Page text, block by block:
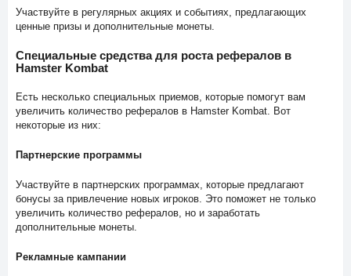
Участвуйте в регулярных акциях и событиях, предлагающих
ценные призы и дополнительные монеты.
Специальные средства для роста рефералов в
Hamster Kombat
Есть несколько специальных приемов, которые помогут вам
увеличить количество рефералов в Hamster Kombat. Вот
некоторые из них:
Партнерские программы
Участвуйте в партнерских программах, которые предлагают
бонусы за привлечение новых игроков. Это поможет не только
увеличить количество рефералов, но и заработать
дополнительные монеты.
Рекламные кампании